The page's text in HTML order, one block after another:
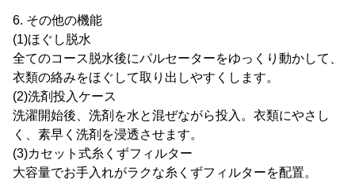
6. その他の機能
(1)ほぐし脱水
全てのコース脱水後にパルセーターをゆっくり動かして、
衣類の絡みをほぐして取り出しやすくします。
(2)洗剤投入ケース
洗濯開始後、洗剤を水と混ぜながら投入。衣類にやさし
く、素早く洗剤を浸透させます。
(3)カセット式糸くずフィルター
大容量でお手入れがラクな糸くずフィルターを配置。